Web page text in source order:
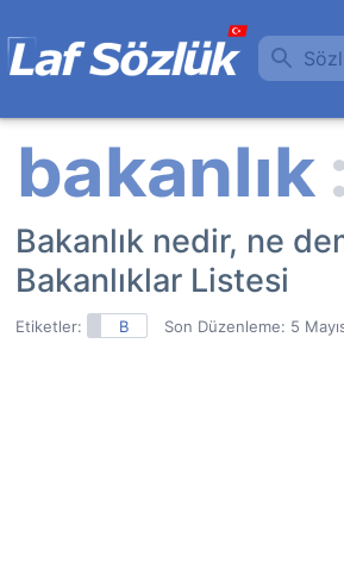
Bakanlık nedir, ne
Bakanlıklar Listesi
Etiketler: B Son Düzenleme: 5